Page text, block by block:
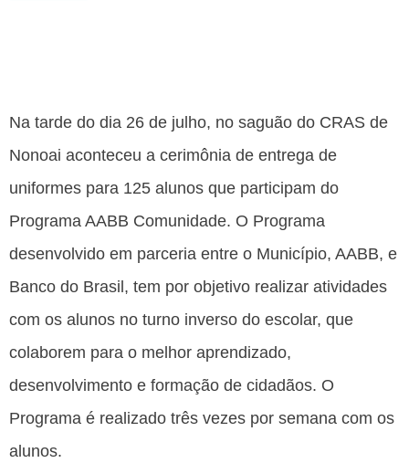
Na tarde do dia 26 de julho, no saguão do CRAS de
Nonoai aconteceu a cerimônia de entrega de
uniformes para 125 alunos que participam do
Programa AABB Comunidade. O Programa
desenvolvido em parceria entre o Município, AABB, e
Banco do Brasil, tem por objetivo realizar atividades
com os alunos no turno inverso do escolar, que
colaborem para o melhor aprendizado,
desenvolvimento e formação de cidadãos. O
Programa é realizado três vezes por semana com os
alunos.